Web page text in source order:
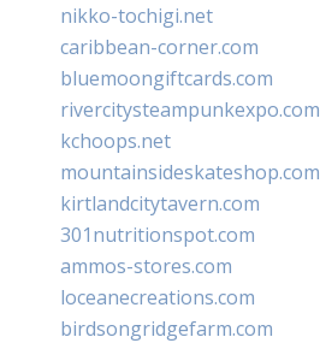
nikko-tochigi.net
caribbean-corner.com
bluemoongiftcards.com
rivercitysteampunkexpo.com
kchoops.net
mountainsideskateshop.com
kirtlandcitytavern.com
301nutritionspot.com
ammos-stores.com
loceanecreations.com
birdsongridgefarm.com